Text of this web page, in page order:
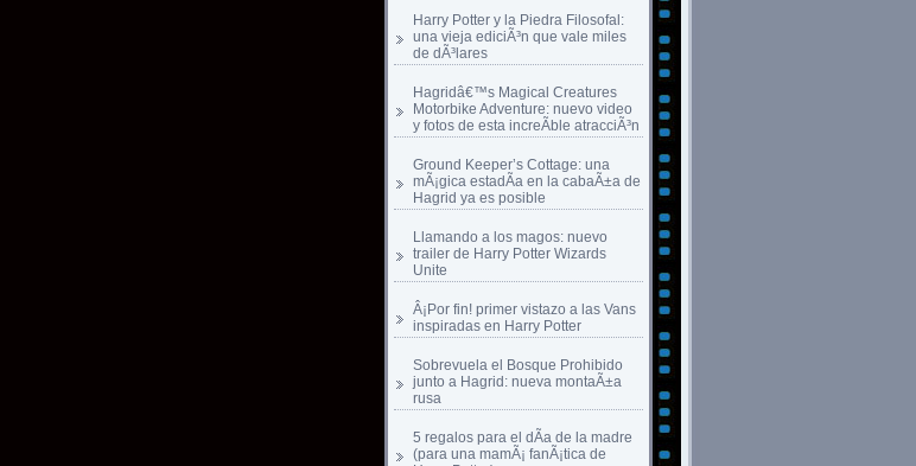
Harry Potter y la Piedra Filosofal:
una vieja ediciÃ³n que vale miles
de dÃ³lares
Hagridâ€™s Magical Creatures
Motorbike Adventure: nuevo video
y fotos de esta increÃ­ble atracciÃ³n
Ground Keeper’s Cottage: una
mÃ¡gica estadÃ­a en la cabaÃ±a de
Hagrid ya es posible
Llamando a los magos: nuevo
trailer de Harry Potter Wizards
Unite
Â¡Por fin! primer vistazo a las Vans
inspiradas en Harry Potter
Sobrevuela el Bosque Prohibido
junto a Hagrid: nueva montaÃ±a
rusa
5 regalos para el dÃ­a de la madre
(para una mamÃ¡ fanÃ¡tica de